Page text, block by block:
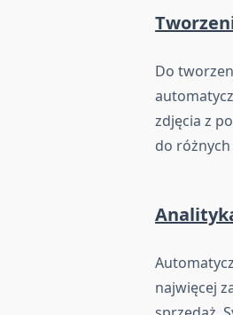
Do
zdjęcia z
do różnych
najwięcej